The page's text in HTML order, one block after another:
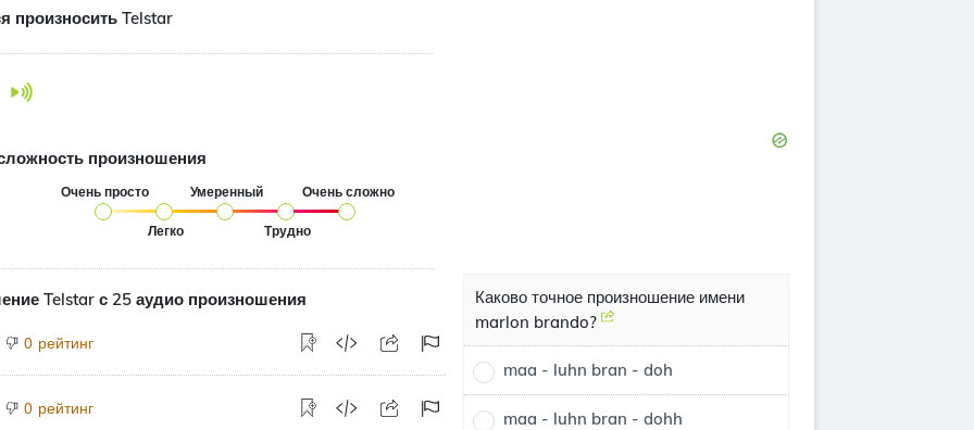
произносить Telstar
произношения
Очень просто
Легко
Умеренный
Трудно
Очень сложно
Telstar с 25 аудио произношения
0 рейтинг
0 рейтинг
Каково точное произношение имени
marlon brando?
maa - luhn bran - doh
maa - luhn bran - dohh